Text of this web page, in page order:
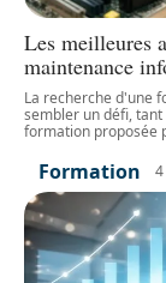
Les meilleures
maintenance
La recherche d'une
sembler un défi,
formation proposée
Formation